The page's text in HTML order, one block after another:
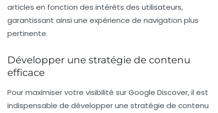
articles en fonction des intérêts des utilisateurs,
garantissant ainsi une expérience de navigation plus
pertinente.
Développer une stratégie de contenu
efficace
Pour maximiser votre visibilité sur Google Discover, il est
indispensable de développer une stratégie de contenu